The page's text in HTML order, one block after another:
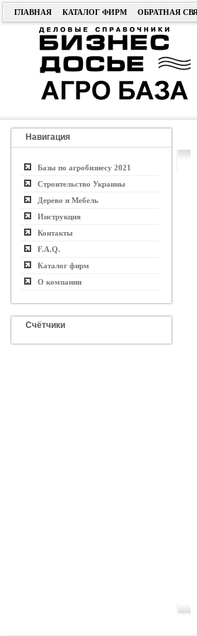
ГЛАВНАЯ КАТАЛОГ ФИРМ ОБРАТНАЯ
Навигация
Базы по агробизнесу 2021
Строительство Украины
Дерево и Мебель
Инструкция
Контакты
F.A.Q.
Каталог фирм
О компании
Счётчики